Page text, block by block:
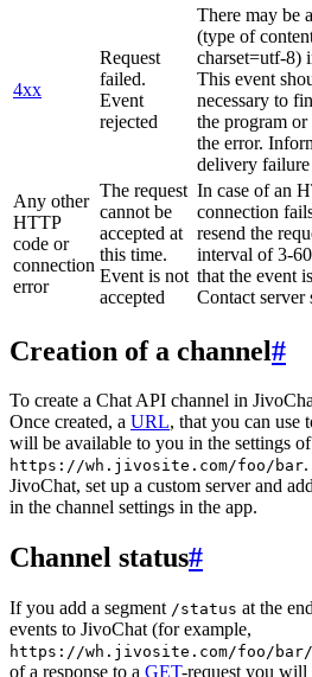
4xx
Request
failed.
Event
rejected
There may be
(type of
charset=utf-8)
This event
necessary to
the program or
the error.
delivery failure
Any other
HTTP
code or
connection
error
The request
cannot be
accepted at
this time.
Event is not
accepted
In case of an
connection
resend the
interval of 3-
that the event
Contact server
Creation of a channel#
To create a Chat API channel in
Once created, a URL, that you can use
will be available to you in the settings
https://wh.jivosite.com/foo/bar
JivoChat, set up a custom server and
in the channel settings in the app.
Channel status#
If you add a segment /status at the
events to JivoChat (for example,
https://wh.jivosite.com/foo/
of a response to a GET-request you will